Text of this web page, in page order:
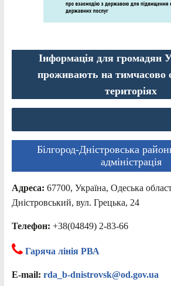
Інформація для громадян
проживають на тимчасово
територіях
Білгород-Дністровська
адміністрація
Адреса: 67700, Україна, Одеська
Дністровський, вул. Грецька, 24
Телефон: +38(04849) 2-83-66
Гаряча лінія РВА
E-mail: rda_b-dnistrovsk@od.gov.ua